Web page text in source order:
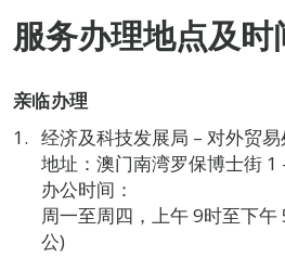
服务办理地点及时
亲临办理
经济及科技发展局 – 对外贸易
地址：澳门南湾罗保博士街 1
办公时间：
周一至周四，上午 9时至下
公)